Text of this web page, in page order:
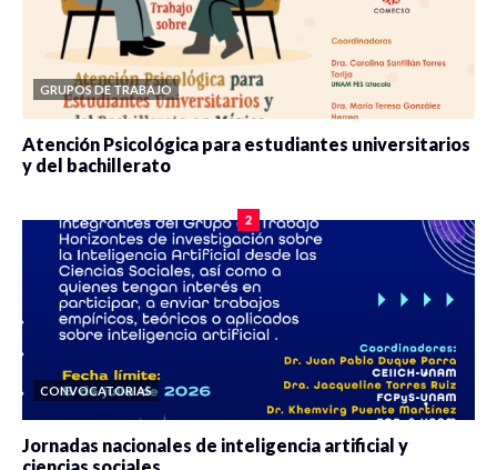
GRUPOS DE TRABAJO
Atención Psicológica para estudiantes universitarios
y del bachillerato
2
CONVOCATORIAS
Jornadas nacionales de inteligencia artificial y